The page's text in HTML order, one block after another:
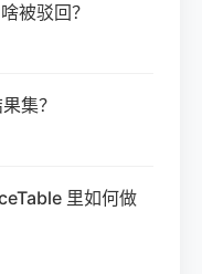
被驳回？
集？
里如何做